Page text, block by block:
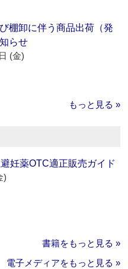
棚卸に伴う商品出荷（発
らせ
(金)
もっと見る »
避妊薬OTC適正販売ガイド
)
書籍をもっと見る »
電子メディアをもっと見る »